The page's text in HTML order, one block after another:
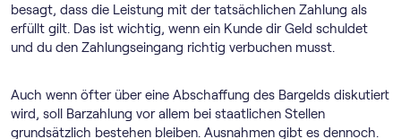
besagt, dass die Leistung mit der tatsächlichen Zahlung als
erfüllt gilt. Das ist wichtig, wenn ein Kunde dir Geld schuldet
und du den Zahlungseingang richtig verbuchen musst.
Auch wenn öfter über eine Abschaffung des Bargelds diskutiert
wird, soll Barzahlung vor allem bei staatlichen Stellen
grundsätzlich bestehen bleiben. Ausnahmen gibt es dennoch.